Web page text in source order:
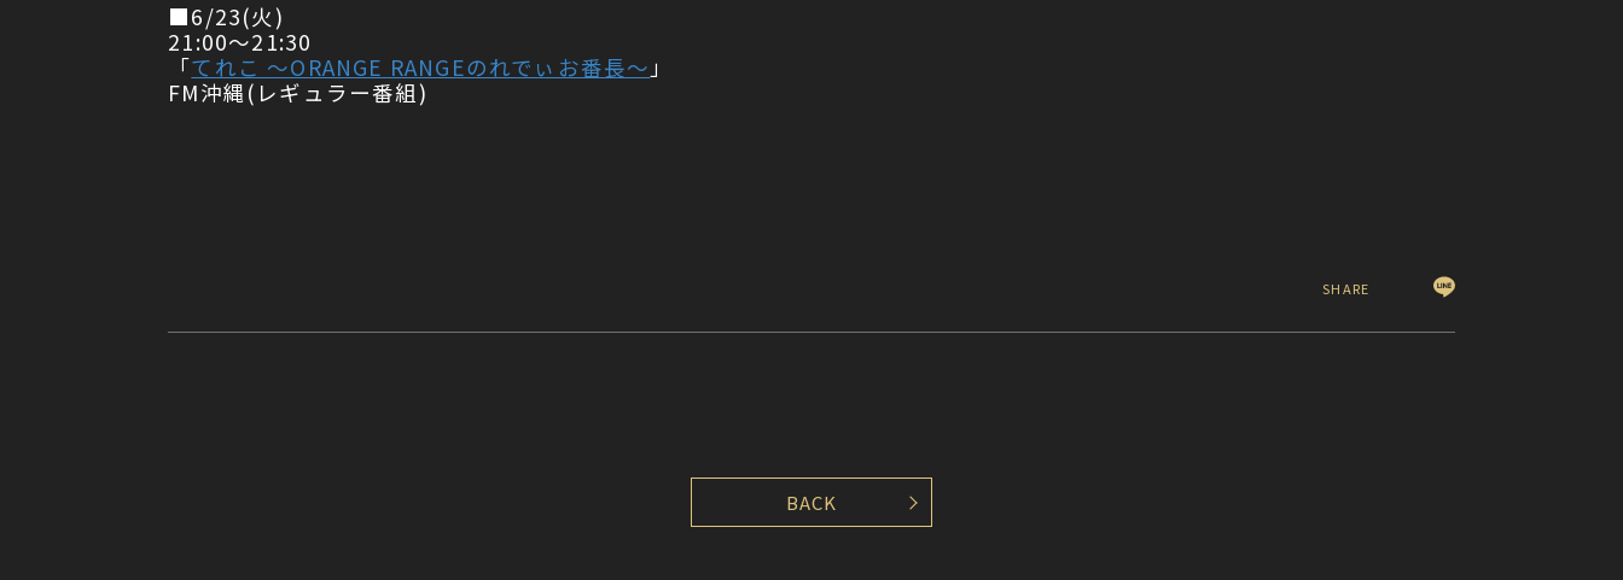
■6/23(火)
21:00〜21:30
「てれこ 〜ORANGE RANGEのれでぃお番長〜」
FM沖縄(レギュラー番組)
SHARE
BACK